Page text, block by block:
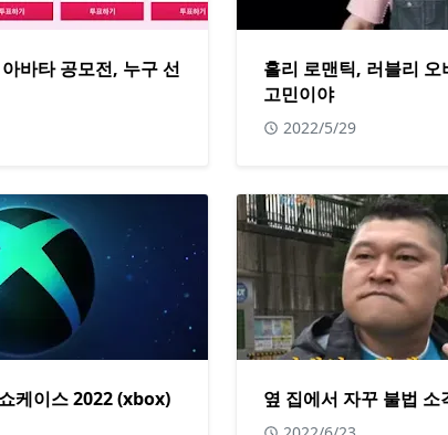
바타 공모전, 누구 선
홀리 로맨틱, 러블리
고민이야
2022/5/29
케이스 2022 (xbox) 옆 집에서 자꾸 불법 소